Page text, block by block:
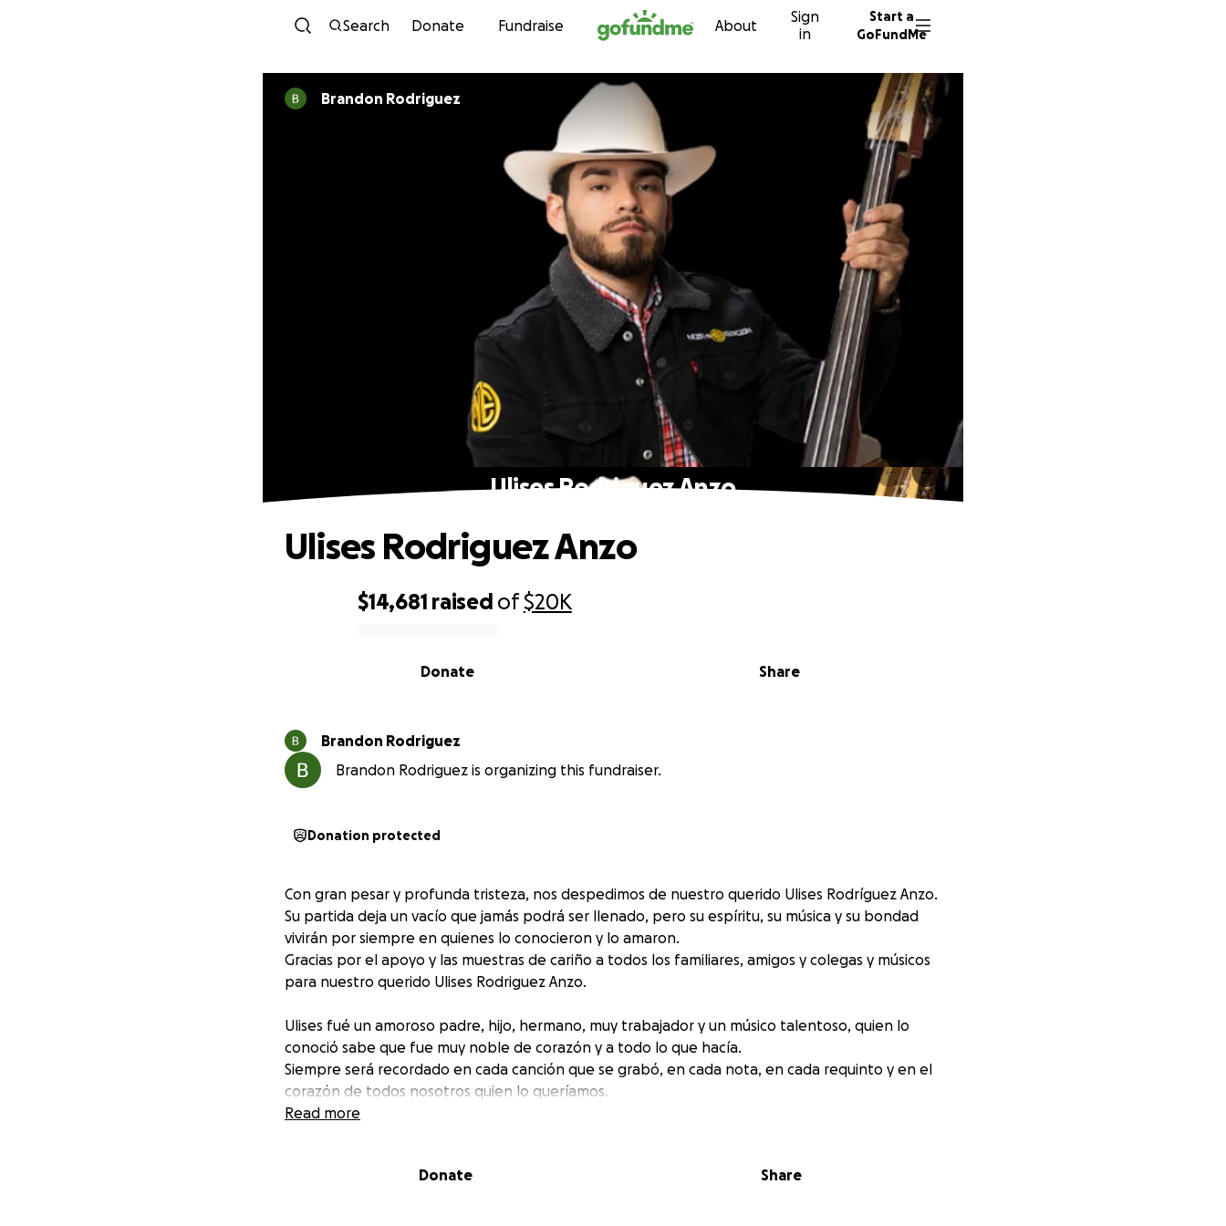
Skip to content
Search Donate Fundraise About
Sign
in
Start a
GoFundMe
Brandon Rodriguez
Ulises Rodriguez Anzo
$14,681 raised of$20K
Share
Donate
Ulises Rodriguez Anzo
Brandon Rodriguez
Brandon Rodriguez is organizing this fundraiser.
Donation protected
Con gran pesar y profunda tristeza, nos despedimos de nuestro querido Ulises Rodríguez Anzo.
Su partida deja un vacío que jamás podrá ser llenado, pero su espíritu, su música y su bondad
vivirán por siempre en quienes lo conocieron y lo amaron.
Gracias por el apoyo y las muestras de cariño a todos los familiares, amigos y colegas y músicos
para nuestro querido Ulises Rodriguez Anzo.
Ulises fué un amoroso padre, hijo, hermano, muy trabajador y un músico talentoso, quien lo
conoció sabe que fue muy noble de corazón y a todo lo que hacía.
Siempre será recordado en cada canción que se grabó, en cada nota, en cada requinto y en el
corazón de todos nosotros quien lo queríamos.
Read more
Donate Share